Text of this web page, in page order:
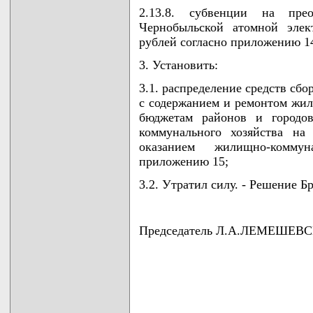
2.13.8. субвенции на
Чернобыльской атомной
рублей согласно приложению
3. Установить:
3.1. распределение средств
с содержанием и ремонтом
бюджетам районов и
коммунального хозяйства
оказанием жилищно-
приложению 15;
3.2. Утратил силу. - Решение
Председатель